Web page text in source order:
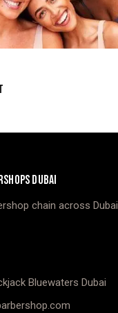
DUBAI
chain across Dubai.
Bluewaters Dubai